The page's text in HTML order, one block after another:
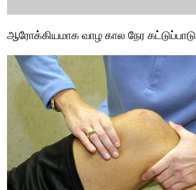
ஆரோக்கியமாக வாழ கால நேர கட்டுப்பாடு